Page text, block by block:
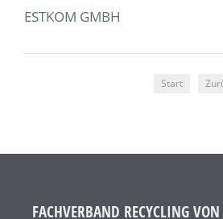
ESTKOM GMBH
Start
FACHVERBAND RECYCLING VON